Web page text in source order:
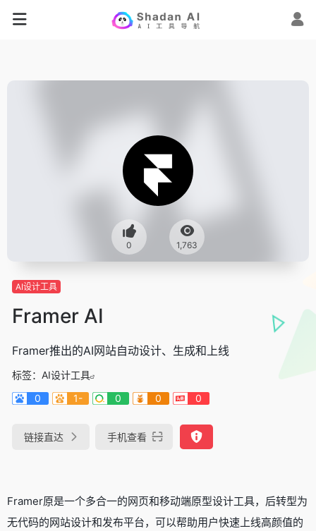
0 1,763
AI设计工具
Framer AI
Framer推出的AI网站自动设计、生成和上线
标签： AI设计工具
0
1- 0 0 0
链接直达 手机查看
Framer原是一个多合一的网页和移动端原型设计工具，后转型为
无代码的网站设计和发布平台，可以帮助用户快速上线高颜值的